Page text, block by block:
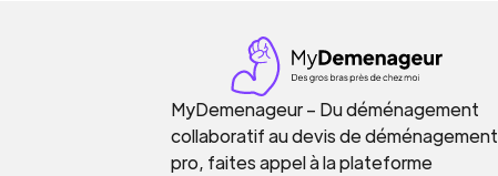
MyDemenageur – Du déménagement
collaboratif au devis de déménagement
pro, faites appel à la plateforme